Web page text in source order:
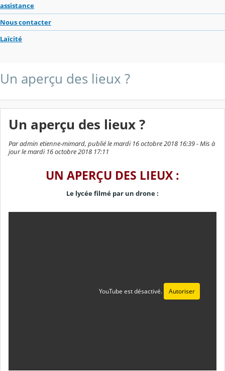
assistance
Nous contacter
Laïcité
Un aperçu des lieux ?
Un aperçu des lieux ?
Par admin etienne-mimard, publié le mardi 16 octobre 2018 16:39 - Mis à
jour le mardi 16 octobre 2018 17:11
UN APERÇU DES LIEUX :
Le lycée filmé par un drone :
YouTube est désactivé. Autoriser